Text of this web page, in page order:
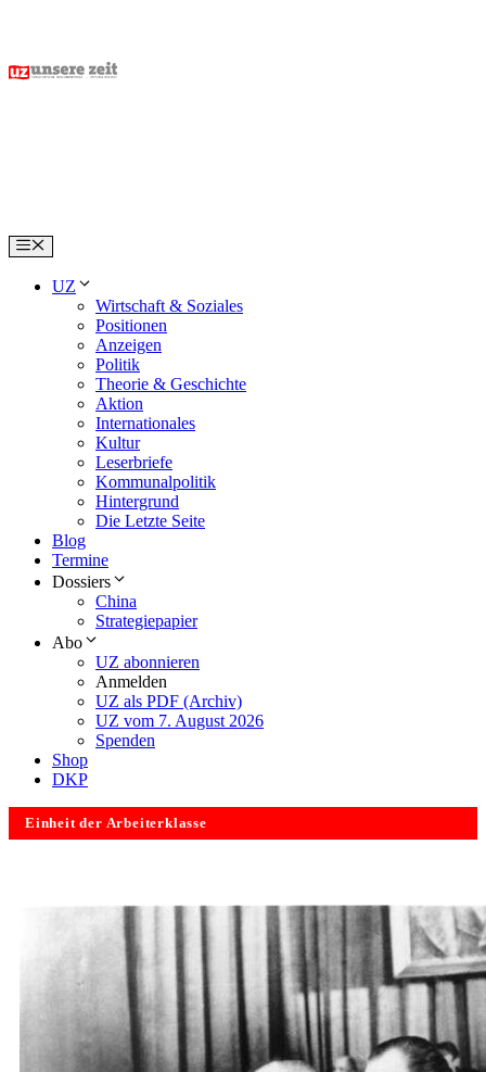
content
Menu
UZ
Wirtschaft & Soziales
Positionen
Anzeigen
Politik
Theorie & Geschichte
Aktion
Internationales
Kultur
Leserbriefe
Kommunalpolitik
Hintergrund
Die Letzte Seite
Blog
Termine
Dossiers
China
Strategiepapier
Abo
UZ abonnieren
Anmelden
UZ als PDF (Archiv)
UZ vom 7. August 2026
Spenden
Shop
DKP
Einheit der Arbeiterklasse